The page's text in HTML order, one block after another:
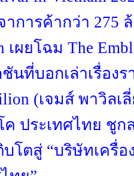
าการค้ากว่า 275
เผยโฉม The
นที่บอกเล่าเรื่อง
(เจมส์ พาวิลเ
ค ประเทศไทย ชู
บโตสู่ “บริษัทเครื่